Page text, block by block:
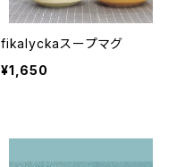
fikalyckaスープマグ
¥1,650